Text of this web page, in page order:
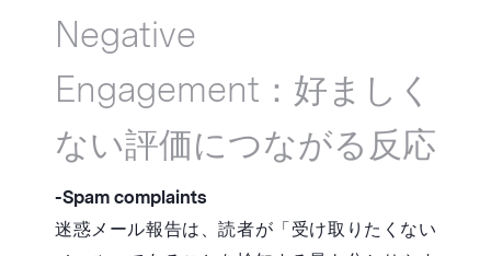
Negative
Engagement：好ましく
ない評価につながる反応
-Spam complaints
迷惑メール報告は、読者が「受け取りたくない